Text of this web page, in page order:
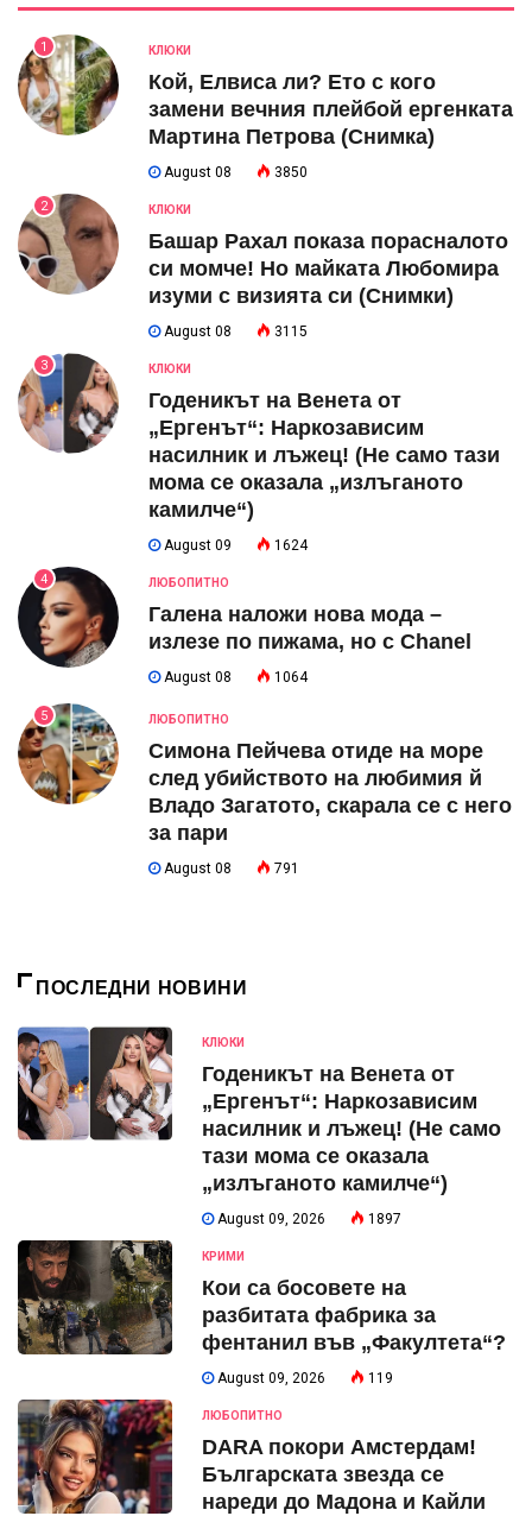
1 КЛЮКИ
Кой, Елвиса ли? Ето с кого
замени вечния плейбой ергенката
Мартина Петрова (Снимка)
August 08 3850
2 КЛЮКИ
Башар Рахал показа порасналото
си момче! Но майката Любомира
изуми с визията си (Снимки)
August 08 3115
3 КЛЮКИ
Годеникът на Венета от
„Ергенът“: Наркозависим
насилник и лъжец! (Не само тази
мома се оказала „излъганото
камилче“)
August 09 1624
4 ЛЮБОПИТНО
Галена наложи нова мода –
излезе по пижама, но с Chanel
August 08 1064
5 ЛЮБОПИТНО
Симона Пейчева отиде на море
след убийството на любимия й
Владо Загатото, скарала се с него
за пари
August 08 791
ПОСЛЕДНИ НОВИНИ
КЛЮКИ
Годеникът на Венета от
„Ергенът“: Наркозависим
насилник и лъжец! (Не само
тази мома се оказала
„излъганото камилче“)
August 09, 2026 1897
КРИМИ
Кои са босовете на
разбитата фабрика за
фентанил във „Факултета“?
August 09, 2026 119
ЛЮБОПИТНО
DARA покори Амстердам!
Българската звезда се
нареди до Мадона и Кайли